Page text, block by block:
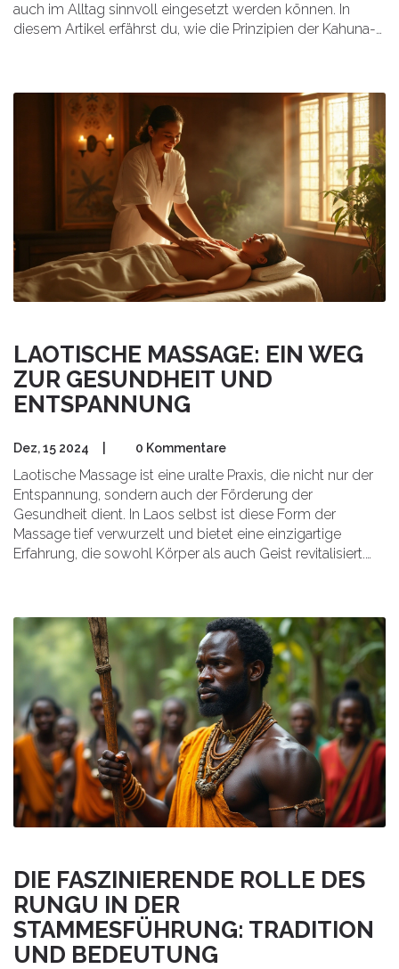
auch im Alltag sinnvoll eingesetzt werden können. In
diesem Artikel erfährst du, wie die Prinzipien der Kahuna-
Selbst wenn du skeptisch bist, findest du hier praktische
Impulse für mehr Ausgeglichenheit im Alltag. Alles ganz
ohne Hokuspokus.
LAOTISCHE MASSAGE: EIN WEG
ZUR GESUNDHEIT UND
ENTSPANNUNG
Dez, 15 2024 0 Kommentare
Laotische Massage ist eine uralte Praxis, die nicht nur der
Entspannung, sondern auch der Förderung der
Gesundheit dient. In Laos selbst ist diese Form der
Massage tief verwurzelt und bietet eine einzigartige
Erfahrung, die sowohl Körper als auch Geist revitalisiert.
traditionelle Kunstform Stress abbauen und die
Lebensqualität verbessern kann.
DIE FASZINIERENDE ROLLE DES
RUNGU IN DER
STAMMESFÜHRUNG: TRADITION
UND BEDEUTUNG